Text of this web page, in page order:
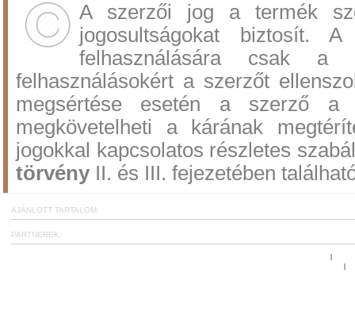
A szerzői jog a termék
jogosultságokat biztosít.
felhasználására csak a
felhasználásokért a szerzőt
megsértése esetén a szerző a
megkövetelheti a kárának
jogokkal kapcsolatos részletes
törvény II. és III. fejezetében
AJÁNLOTT TARTALOM:
PARTNEREK: